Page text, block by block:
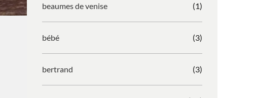
beaumes de venise (1)
bébé (3)
bertrand (3)